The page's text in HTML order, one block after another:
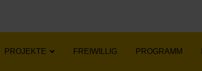
PROJEKTE FREIWILLIG PROGRAMM